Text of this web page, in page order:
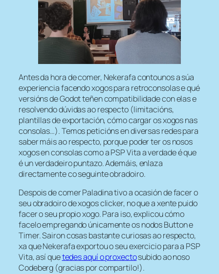
Antes da hora de comer, Nekerafa contounos a súa
experiencia facendo xogos para retroconsolas e qué
versións de Godot teñen compatibilidade con elas e
resolvendo dúvidas ao respecto (limitacións,
plantillas de exportación, cómo cargar os xogos nas
consolas…). Temos peticións en diversas redes para
saber máis ao respecto, porque poder ter os nosos
xogos en consolas como a PSP Vita a verdade é que
é un verdadeiro puntazo. Ademáis, enlaza
directamente co seguinte obradoiro.
Despois de comer Paladina tivo a ocasión de facer o
seu obradoiro de xogos clicker, no que a xente puido
facer o seu propio xogo. Para iso, explicou cómo
facelo empregando únicamente os nodos Button e
Timer. Sairon cosas bastante curiosas ao respecto,
xa que Nekerafa exportou o seu exercicio para a PSP
Vita, así quetedes aquí o proxectosubido ao noso
Codeberg (gracias por compartilo!).